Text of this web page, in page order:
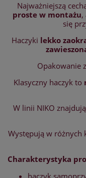
Najważniejszą
proste w montażu,
się
Haczyki lekko
Opakowanie
Klasyczny haczyk to
W linii NIKO
Występują w różnych
Charakterystyka